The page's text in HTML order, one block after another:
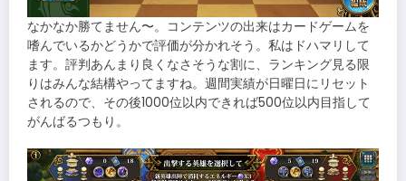
なかなか勝てません〜。コンテンツの出来はカードゲームを
嗜んでいるかどうかで評価が分かれそう。私はドハマリして
ます。評判あんまり良くなさそうな割に、ランキング見る限
りはみんな結構やってますね。週間実績が日曜日にリセット
されるので、その後1000位以内できれば500位以内目指して
がんばるつもり。